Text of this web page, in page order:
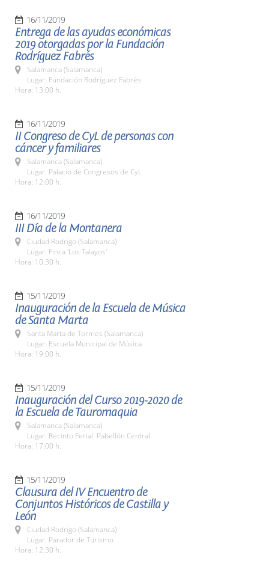
16/11/2019
Entrega de las ayudas económicas
2019 otorgadas por la Fundación
Rodríguez Fabrés
Salamanca (Salamanca)
Lugar: Fundación Rodríguez Fabrés
Hora: 13:00 h.
16/11/2019
II Congreso de CyL de personas con
cáncer y familiares
Salamanca (Salamanca)
Lugar: Palacio de Congresos de CyL
Hora: 12:00 h.
16/11/2019
III Día de la Montanera
Ciudad Rodrigo (Salamanca)
Lugar: Finca 'Los Talayos'
Hora: 10:30 h.
15/11/2019
Inauguración de la Escuela de Música
de Santa Marta
Santa Marta de Tormes (Salamanca)
Lugar: Escuela Municipal de Música
Hora: 19:00 h.
15/11/2019
Inauguración del Curso 2019-2020 de
la Escuela de Tauromaquia
Salamanca (Salamanca)
Lugar: Recinto Ferial. Pabellón Central
Hora: 17:00 h.
15/11/2019
Clausura del IV Encuentro de
Conjuntos Históricos de Castilla y
León
Ciudad Rodrigo (Salamanca)
Lugar: Parador de Turismo
Hora: 12:30 h.